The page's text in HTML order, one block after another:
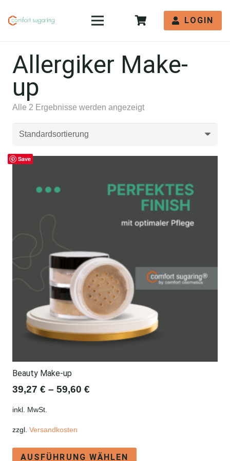
LOGIN
Allergiker Make-
up
Alle 2 Ergebnisse werden angezeigt
Save
Beauty Make-up
39,27 € – 59,60 €
inkl. MwSt.
zzgl. Versandkosten
AUSFÜHRUNG WÄHLEN